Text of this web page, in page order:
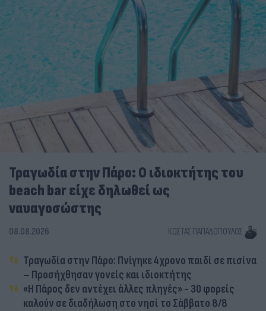
Τραγωδία στην Πάρο: Ο ιδιοκτήτης του
beach bar είχε δηλωθεί ως
ναυαγοσώστης
08.08.2026 ΚΏΣΤΑΣ ΠΑΠΑΔΌΠΟΥΛΟΣ
Τραγωδία στην Πάρο: Πνίγηκε 4χρονο παιδί σε πισίνα
– Προσήχθησαν γονείς και ιδιοκτήτης
«Η Πάρος δεν αντέχει άλλες πληγές» - 30 φορείς
καλούν σε διαδήλωση στο νησί το Σάββατο 8/8